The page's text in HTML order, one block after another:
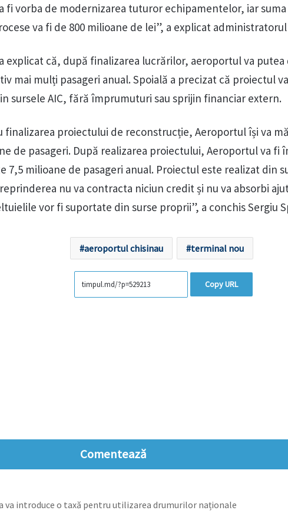
fi vorba de modernizarea tuturor echipamentelor, iar
va fi de 800 milioane de lei”, a explicat
explicat că, după finalizarea lucrărilor, aeroportul va putea
mai mulți pasageri anual. Spoială a precizat că proiectul
sursele AIC, fără împrumuturi sau sprijin financiar extern.
finalizarea proiectului de reconstrucție, Aeroportul își va
de pasageri. După realizarea proiectului, Aeroportul va fi
7,5 milioane de pasageri anual. Proiectul este realizat din
nu va contracta niciun credit și nu va absorbi
vor fi suportate din surse proprii”, a conchis Sergiu
aeroportul chisinau terminal nou
Copy URL
Comentează